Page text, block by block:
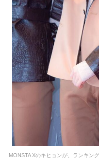
MONSTA Xのキヒョンが、ランキン